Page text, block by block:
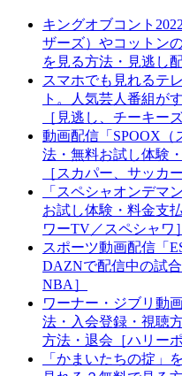
キングオブコント
ザーズ）やコットン
を見る方法・見逃し
スマホでも見れるテ
ト。人気芸人番組が
［見逃し、チーキーズ
動画配信「SPOOX（
法・無料お試し体験
［スカパー、サッカ
「スペシャオンデマ
お試し体験・料金支
ワーTV／スペシャワ］
スポーツ動画配信「
DAZNで配信中の試
NBA］
ワーナー・ジブリ動
法・入会登録・視聴
方法・退会［ハリー
「かまいたちの掟」